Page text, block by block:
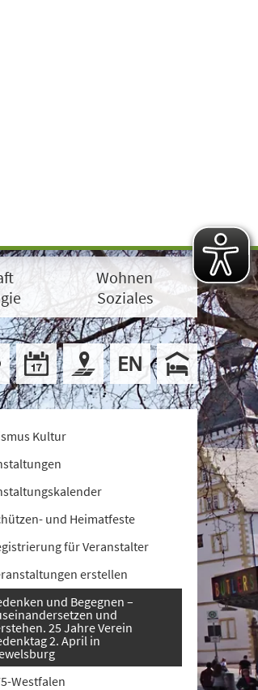
Wohnen
Soziales
Kultur
und Heimatfeste
für Veranstalter
erstellen
und Begegnen –
und
25 Jahre Verein
2. April in
Westfalen